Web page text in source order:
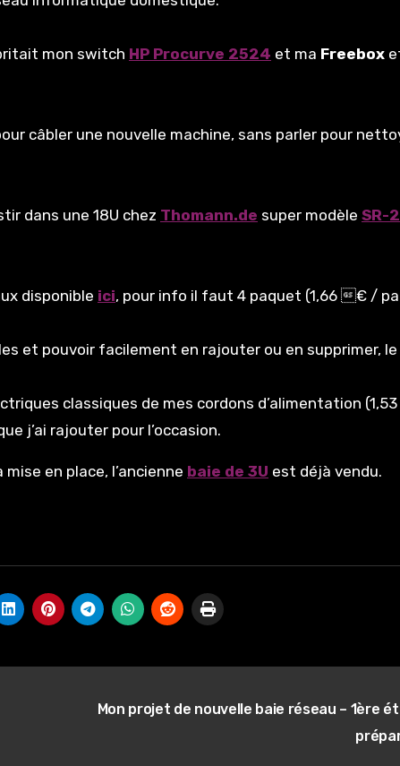
mon switch HP Procurve 2524 et ma Freebox
câbler une nouvelle machine, sans parler pour
dans une 18U chez Thomann.de super modèle SR-
disponible ici, pour info il faut 4 paquet (1,66 € /
et pouvoir facilement en rajouter ou en supprimer,
classiques de mes cordons d’alimentation
j’ai rajouter pour l’occasion.
en place, l’ancienne baie de 3U est déjà vendu.
Mon projet de nouvelle baie réseau – 1ère